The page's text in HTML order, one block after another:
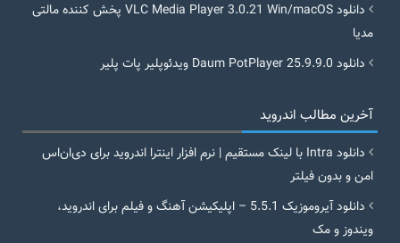
دانلود VLC Media Player 3.0.21 Win/macOS پخش کننده مالتی
مدیا
دانلود Daum PotPlayer 25.9.9.0 ویدئوپلیر پات پلیر
آخرین مطالب اندروید
دانلود Intra با لینک مستقیم | نرم افزار اینترا اندروید برای دی‌ان‌اس
امن و بدون فیلتر
دانلود آیروموزیک 5.5.1 – اپلیکیشن آهنگ و فیلم برای اندروید،
ویندوز و مک